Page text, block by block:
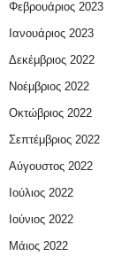
Φεβρουάριος 2023
Ιανουάριος 2023
Δεκέμβριος 2022
Νοέμβριος 2022
Οκτώβριος 2022
Σεπτέμβριος 2022
Αύγουστος 2022
Ιούλιος 2022
Ιούνιος 2022
Μάιος 2022